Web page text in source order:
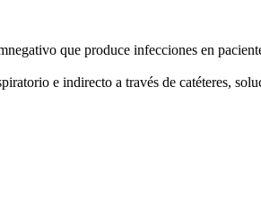
que produce infecciones en
e indirecto a través de catéteres,